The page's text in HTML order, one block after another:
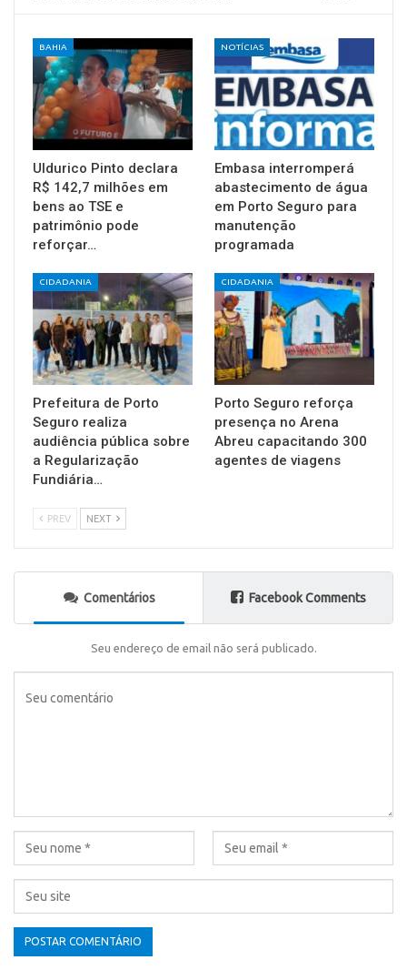
BAHIA
Uldurico Pinto declara
R$ 142,7 milhões em
bens ao TSE e
patrimônio pode
reforçar…
NOTÍCIAS
Embasa interromperá
abastecimento de água
em Porto Seguro para
manutenção
programada
CIDADANIA
Prefeitura de Porto
Seguro realiza
audiência pública sobre
a Regularização
Fundiária…
CIDADANIA
Porto Seguro reforça
presença no Arena
Abreu capacitando 300
agentes de viagens
PREV NEXT
Comentários Facebook Comments
Seu endereço de email não será publicado.